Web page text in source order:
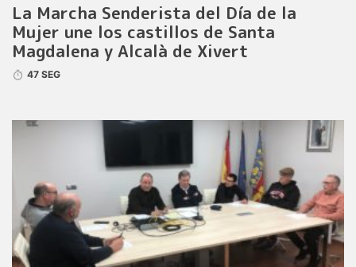
La Marcha Senderista del Día de la
Mujer une los castillos de Santa
Magdalena y Alcalà de Xivert
47 SEG